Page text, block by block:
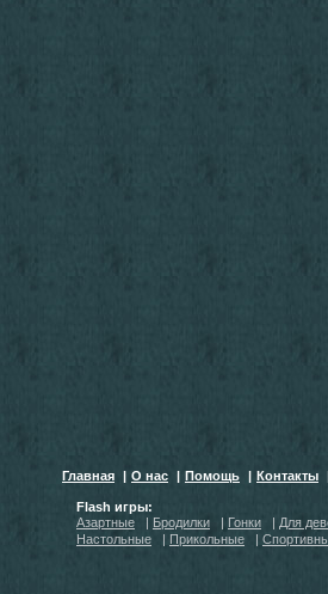
Главная | О нас | Помощь | Контакты
Flash игры:
Азартные
| Бродилки | Гонки | Для
Настольные
| Прикольные |